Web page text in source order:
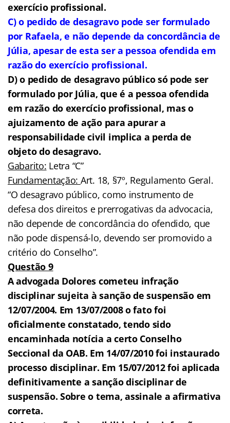
exercício profissional.
C) o pedido de desagravo pode ser formulado
por Rafaela, e não depende da concordância de
Júlia, apesar de esta ser a pessoa ofendida em
razão do exercício profissional.
D) o pedido de desagravo público só pode ser
formulado por Júlia, que é a pessoa ofendida
em razão do exercício profissional, mas o
ajuizamento de ação para apurar a
responsabilidade civil implica a perda de
objeto do desagravo.
Gabarito: Letra “C”
Fundamentação: Art. 18, §7º, Regulamento Geral.
“O desagravo público, como instrumento de
defesa dos direitos e prerrogativas da advocacia,
não depende de concordância do ofendido, que
não pode dispensá-lo, devendo ser promovido a
critério do Conselho”.
Questão 9
A advogada Dolores cometeu infração
disciplinar sujeita à sanção de suspensão em
12/07/2004. Em 13/07/2008 o fato foi
oficialmente constatado, tendo sido
encaminhada notícia a certo Conselho
Seccional da OAB. Em 14/07/2010 foi instaurado
processo disciplinar. Em 15/07/2012 foi aplicada
definitivamente a sanção disciplinar de
suspensão. Sobre o tema, assinale a afirmativa
correta.